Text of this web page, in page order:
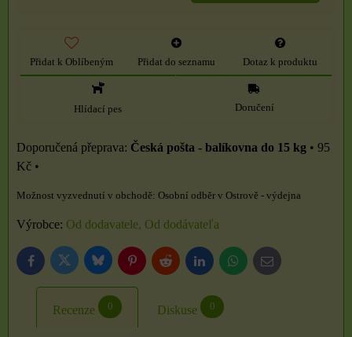
Přidat k Oblíbeným Přidat do seznamu Dotaz k produktu
Hlídací pes Doručení
Česká pošta - balíkovna do 15 kg • 95
Kč •
Osobní odběr v Ostrově - výdejna
Výrobce: Od dodavatele, Od dodávateľa
FacebookTwitter BlueskyPinterestReddit LinkedInWhatsApp
E-
mail
Recenze 0 Diskuse 0